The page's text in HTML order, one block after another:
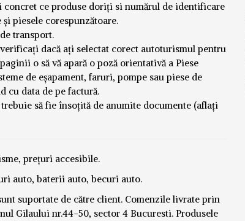
concret ce produse doriți si numărul de identificare
piesele corespunzătoare.
transport.
dacă ați selectat corect autoturismul pentru
o să vă apară o poză orientativă a Piese
de eșapament, faruri, pompe sau piese de
cu data de pe factură.
să fie însoțită de anumite documente (aflați
prețuri accesibile.
auto, baterii auto, becuri auto.
suportate de către client. Comenzile livrate prin
Gilaului nr.44-50, sector 4 Bucuresti. Produsele